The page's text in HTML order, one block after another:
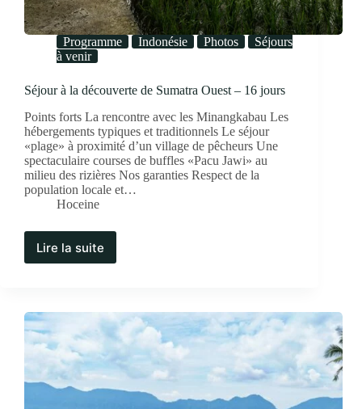
Programme Indonésie Photos
Séjours
à venir
Séjour à la découverte de Sumatra Ouest – 16 jours
Points forts La rencontre avec les Minangkabau Les
hébergements typiques et traditionnels Le séjour
«plage» à proximité d’un village de pêcheurs Une
spectaculaire courses de buffles «Pacu Jawi» au
milieu des rizières Nos garanties Respect de la
population locale et…
Hoceine
Lire la suite